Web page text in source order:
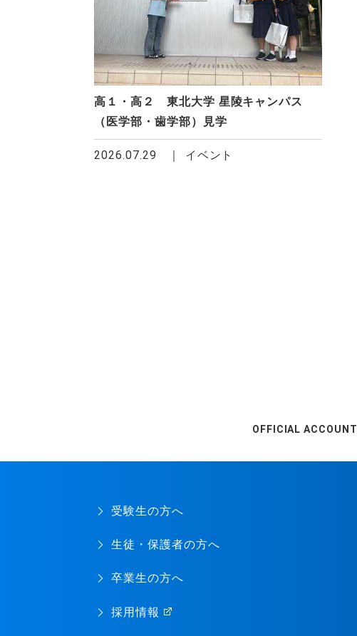
高１・高２ 東北大学 星陵キャンパス
（医学部・歯学部）見学
2026.07.29 イベント
OFFICIAL ACCOUNT
受験生の方へ
生徒・保護者の方へ
卒業生の方へ
採用情報